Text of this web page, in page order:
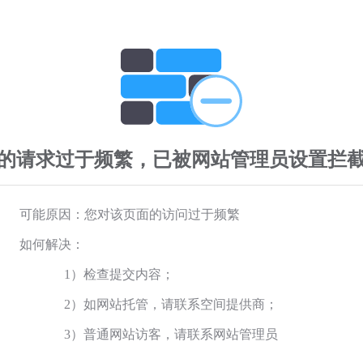
请求过于频繁，已被网站管理员设置拦
可能原因：您对该页面的访问过于频繁
如何解决：
1）检查提交内容；
2）如网站托管，请联系空间提供商；
3）普通网站访客，请联系网站管理员